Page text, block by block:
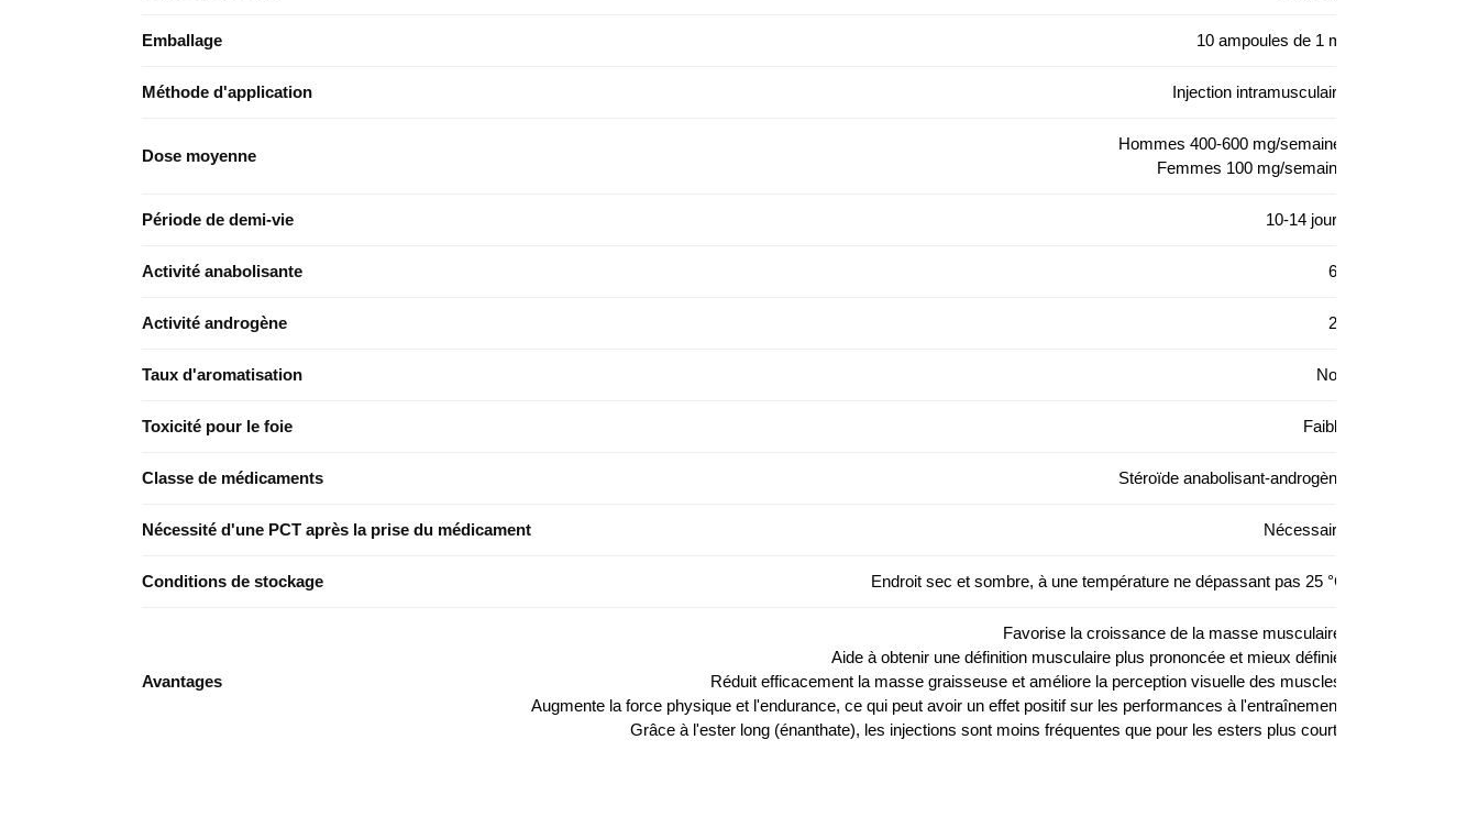
Emballage 10 ampoules de 1 ml
Méthode d'application Injection intramusculaire
Dose moyenne
Hommes 400-600 mg/semaine;
Femmes 100 mg/semaine
Période de demi-vie 10-14 jours
Activité anabolisante 62
Activité androgène 25
Taux d'aromatisation Non
Toxicité pour le foie Faible
Classe de médicaments Stéroïde anabolisant-androgène
Nécessité d'une PCT après la prise du médicament Nécessaire
Conditions de stockage Endroit sec et sombre, à une température ne dépassant pas 25 °C
Avantages
Favorise la croissance de la masse musculaire;
Aide à obtenir une définition musculaire plus prononcée et mieux définie;
Réduit efficacement la masse graisseuse et améliore la perception visuelle des muscles;
Augmente la force physique et l'endurance, ce qui peut avoir un effet positif sur les performances à l'entraînement;
Grâce à l'ester long (énanthate), les injections sont moins fréquentes que pour les esters plus courts